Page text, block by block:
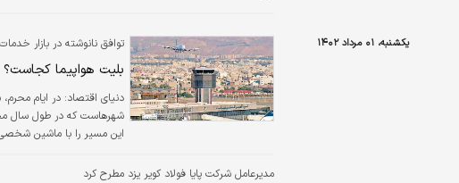
یکشنبه، ۰۱ مرداد ۱۴۰۲ توافق نانوشته در بازار
بلیت هواپیما کجاست؟
دنیای اقتصاد: در ایام
شهرهاست که در طول سال
بیشتر است. از همین‌روستمدیرعامل شرکت پایا فولاد کویر یزد مطرح کرد